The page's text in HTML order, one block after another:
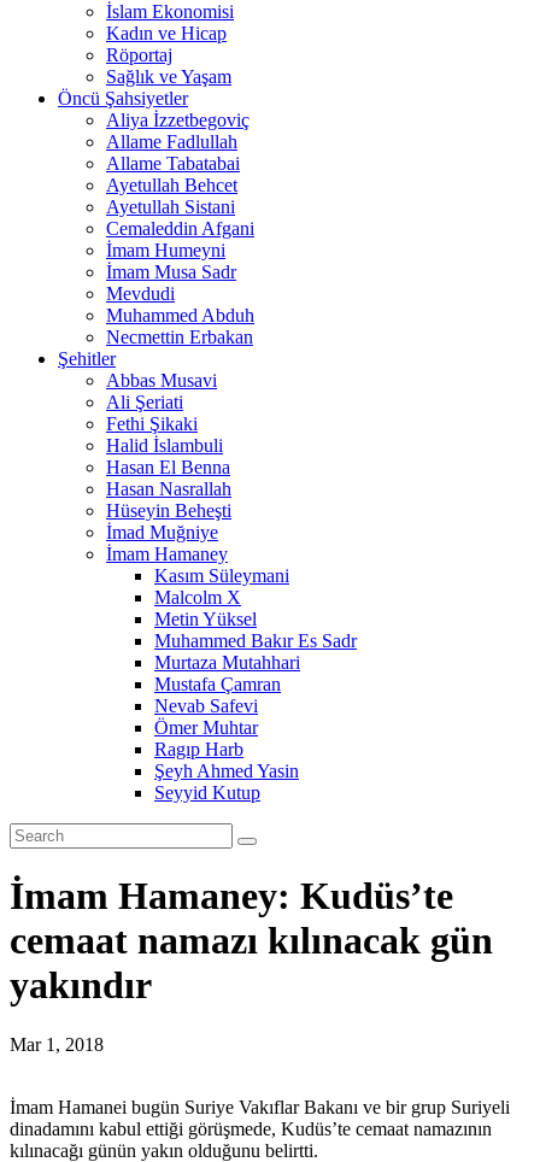
İslam Ekonomisi
Kadın ve Hicap
Röportaj
Sağlık ve Yaşam
Öncü Şahsiyetler
Aliya İzzetbegoviç
Allame Fadlullah
Allame Tabatabai
Ayetullah Behcet
Ayetullah Sistani
Cemaleddin Afgani
İmam Humeyni
İmam Musa Sadr
Mevdudi
Muhammed Abduh
Necmettin Erbakan
Şehitler
Abbas Musavi
Ali Şeriati
Fethi Şikaki
Halid İslambuli
Hasan El Benna
Hasan Nasrallah
Hüseyin Beheşti
İmad Muğniye
İmam Hamaney
Kasım Süleymani
Malcolm X
Metin Yüksel
Muhammed Bakır Es Sadr
Murtaza Mutahhari
Mustafa Çamran
Nevab Safevi
Ömer Muhtar
Ragıp Harb
Şeyh Ahmed Yasin
Seyyid Kutup
İmam Hamaney: Kudüs’te
cemaat namazı kılınacak gün
yakındır
Mar 1, 2018
İmam Hamanei bugün Suriye Vakıflar Bakanı ve bir grup Suriyeli
dinadamını kabul ettiği görüşmede, Kudüs’te cemaat namazının
kılınacağı günün yakın olduğunu belirtti.